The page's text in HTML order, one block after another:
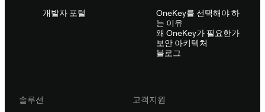
개발자 포털
OneKey를 선택해야 하
는 이유
왜 OneKey가 필요한가
보안 아키텍처
블로그
솔루션
고객지원